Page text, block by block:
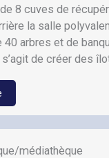
8 cuves de
la salle
40 arbres et de
de créer des
médiathèque